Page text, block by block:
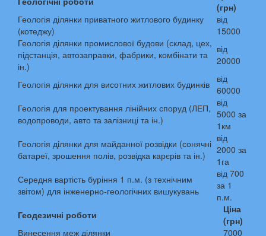
(грн)
Геологія ділянки приватного житлового будинку
(котеджу)
від
15000
Геологія ділянки промислової будови (склад, цех,
підстанція, автозаправки, фабрики, комбінати та
ін.)
від
20000
Геологія ділянки для висотних житлових будинків
від
60000
Геологія для проектування лінійних споруд (ЛЕП,
водопроводи, авто та залізниці та ін.)
від
5000 за
1км
Геологія ділянки для майданної розвідки (сонячні
батареї, зрошення полів, розвідка карєрів та ін.)
від
2000 за
1га
Середня вартість буріння 1 п.м. (з технічним
звітом) для інженерно-геологічних вишукувань
від 700
за 1
п.м.
Геодезичні роботи
Ціна
(грн)
Винесення меж ділянки
7000